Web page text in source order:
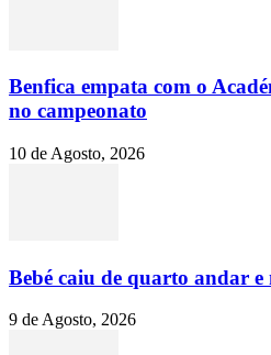
Benfica empata com o
no campeonato
10 de Agosto, 2026
Bebé caiu de quarto andar
9 de Agosto, 2026